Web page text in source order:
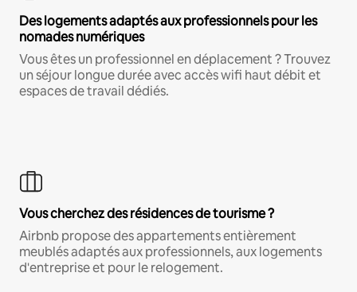
Des logements adaptés aux professionnels pour les
nomades numériques
Vous êtes un professionnel en déplacement ? Trouvez
un séjour longue durée avec accès wifi haut débit et
espaces de travail dédiés.
Vous cherchez des résidences de tourisme ?
Airbnb propose des appartements entièrement
meublés adaptés aux professionnels, aux logements
d'entreprise et pour le relogement.